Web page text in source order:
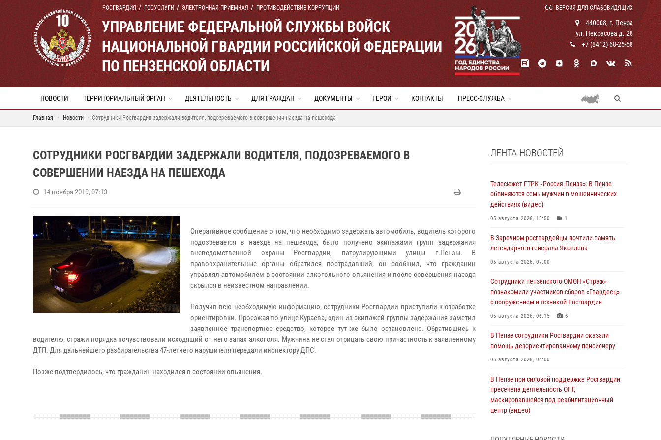
РОСГВАРДИЯ ГОСУСЛУГИ ЭЛЕКТРОННАЯ ПРИЕМНАЯ ПРОТИВОДЕЙСТВИЕ КОРРУПЦИИ ВЕРСИЯ ДЛЯ СЛАБОВИДЯЩИХ
УПРАВЛЕНИЕ ФЕДЕРАЛЬНОЙ СЛУЖБЫ ВОЙСК
НАЦИОНАЛЬНОЙ ГВАРДИИ РОССИЙСКОЙ ФЕДЕРАЦИИ
ПО ПЕНЗЕНСКОЙ ОБЛАСТИ
440008, г. Пенза
ул. Некрасова д. 28
+7 (8412) 68-25-58
НОВОСТИ ТЕРРИТОРИАЛЬНЫЙ ОРГАН ДЕЯТЕЛЬНОСТЬ ДЛЯ ГРАЖДАН ДОКУМЕНТЫ ГЕРОИ КОНТАКТЫ ПРЕСС-СЛУЖБА
Главная Новости Сотрудники Росгвардии задержали водителя, подозреваемого в совершении наезда на пешехода
СОТРУДНИКИ РОСГВАРДИИ ЗАДЕРЖАЛИ ВОДИТЕЛЯ, ПОДОЗРЕВАЕМОГО В
СОВЕРШЕНИИ НАЕЗДА НА ПЕШЕХОДА
14 ноября 2019, 07:13
Оперативное сообщение о том, что необходимо задержать автомобиль, водитель которого
подозревается в наезде на пешехода, было получено экипажами групп задержания
вневедомственной охраны Росгвардии, патрулирующими улицы г.Пензы. В
правоохранительные органы обратился пострадавший, он сообщил, что гражданин
управлял автомобилем в состоянии алкогольного опьянения и после совершения наезда
скрылся в неизвестном направлении.
Получив всю необходимую информацию, сотрудники Росгвардии приступили к отработке
ориентировки. Проезжая по улице Кураева, один из экипажей группы задержания заметил
заявленное транспортное средство, которое тут же было остановлено. Обратившись к
водителю, стражи порядка почувствовали исходящий от него запах алкоголя. Мужчина не стал отрицать свою причастность к заявленному
ДТП. Для дальнейшего разбирательства 47-летнего нарушителя передали инспектору ДПС.
Позже подтвердилось, что гражданин находился в состоянии опьянения.
ЛЕНТА НОВОСТЕЙ
Телесюжет ГТРК «Россия.Пенза»: В Пензе
обвиняются семь мужчин в мошеннических
действиях (видео)
05 августа 2026, 15:50 1
В Заречном росгвардейцы почтили память
легендарного генерала Яковлева
05 августа 2026, 07:00
Сотрудники пензенского ОМОН «Страж»
познакомили участников сборов «Гвардеец»
с вооружением и техникой Росгвардии
05 августа 2026, 06:15 6
В Пензе сотрудники Росгвардии оказали
помощь дезориентированному пенсионеру
05 августа 2026, 04:00
В Пензе при силовой поддержке Росгвардии
пресечена деятельность ОПГ,
маскировавшейся под реабилитационный
центр (видео)